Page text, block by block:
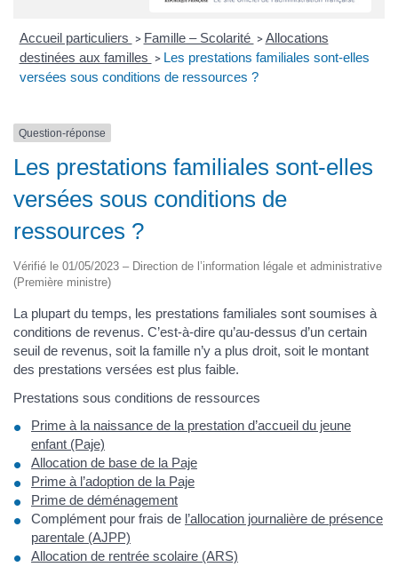
Accueil particuliers > Famille – Scolarité > Allocations
destinées aux familles > Les prestations familiales sont-elles
versées sous conditions de ressources ?
Question-réponse
Les prestations familiales sont-elles
versées sous conditions de
ressources ?
Vérifié le 01/05/2023 – Direction de l’information légale et administrative
(Première ministre)
La plupart du temps, les prestations familiales sont soumises à
conditions de revenus. C’est-à-dire qu’au-dessus d’un certain
seuil de revenus, soit la famille n’y a plus droit, soit le montant
des prestations versées est plus faible.
Prestations sous conditions de ressources
Prime à la naissance de la prestation d’accueil du jeune
enfant (Paje)
Allocation de base de la Paje
Prime à l’adoption de la Paje
Prime de déménagement
Complément pour frais de l’allocation journalière de présence
parentale (AJPP)
Allocation de rentrée scolaire (ARS)